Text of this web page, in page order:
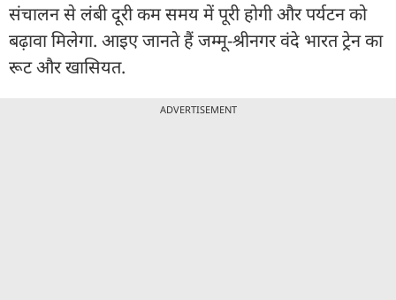
संचालन से लंबी दूरी कम समय में पूरी होगी और पर्यटन को
बढ़ावा मिलेगा. आइए जानते हैं जम्मू-श्रीनगर वंदे भारत ट्रेन का
रूट और खासियत.
ADVERTISEMENT